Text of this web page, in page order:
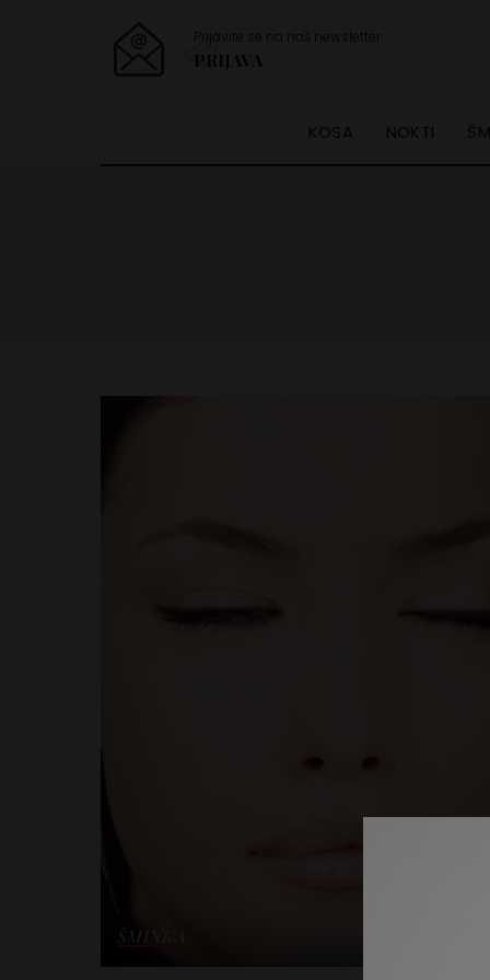
Prijavite se na naš newsletter
PRIJAVA
KOSA NOKTI
ŠMINKA